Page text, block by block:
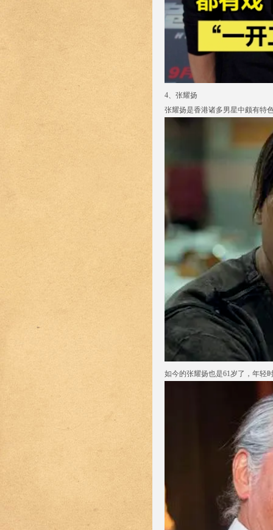
4、张耀扬
张耀扬是香港诸多男星中颇有特
如今的张耀扬也是61岁了，年轻